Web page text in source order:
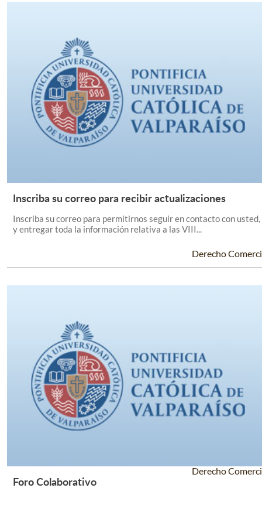
Leer Más +
Inscriba su correo para recibir actualizaciones
Inscriba su correo para permitirnos seguir en contacto con usted,
y entregar toda la información relativa a las VIII...
Derecho
Foro Colaborativo
Derecho